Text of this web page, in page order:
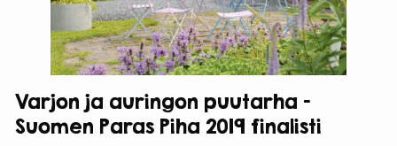
Varjon ja auringon puutarha –
Suomen Paras Piha 2019 finalisti